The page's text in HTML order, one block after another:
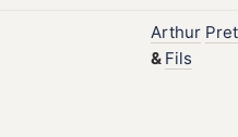
Arthur
& Fils